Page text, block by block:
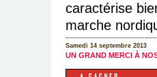
caractérise
marche
Samedi 14 septembre 2013
UN GRAND MERCI À